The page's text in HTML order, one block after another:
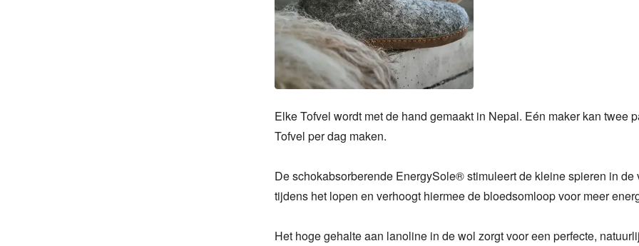
Elke Tofvel wordt met de hand gemaakt in Nepal. Eén maker kan twee
Tofvel per dag maken.
De schokabsorberende EnergySole® stimuleert de kleine spieren in de
tijdens het lopen en verhoogt hiermee de bloedsomloop voor meer
Het hoge gehalte aan lanoline in de wol zorgt voor een perfecte,